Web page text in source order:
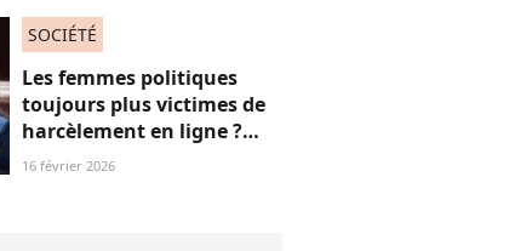
absolument jubilatoire
SOCIÉTÉ
Les femmes politiques
toujours plus victimes de
harcèlement en ligne ?
Une étude interroge ce
16 février 2026